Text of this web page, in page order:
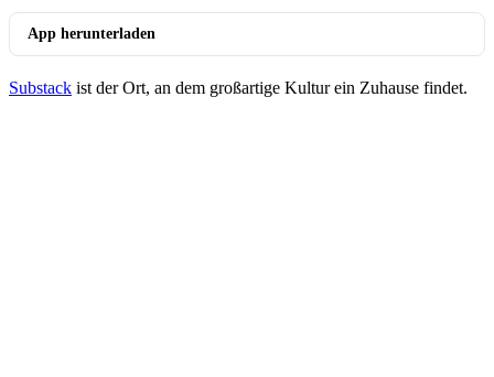
App herunterladen
Substack ist der Ort, an dem großartige Kultur ein Zuhause findet.